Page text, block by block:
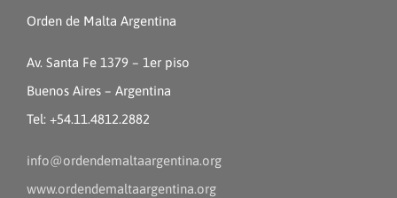
Orden de Malta Argentina
Av. Santa Fe 1379 – 1er piso
Buenos Aires – Argentina
Tel: +54.11.4812.2882
info@ordendemaltaargentina.org
www.ordendemaltaargentina.org